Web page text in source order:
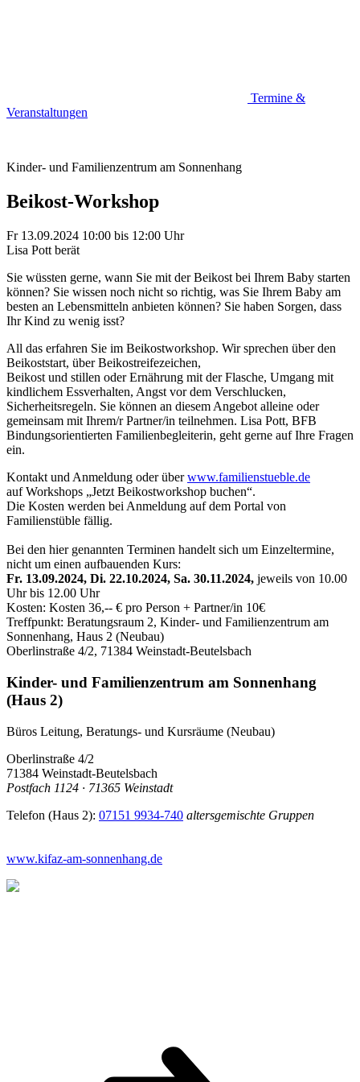
Termine &
Veranstaltungen
Kinder- und Familienzentrum am Sonnenhang
Beikost-Workshop
Fr 13.09.2024 10:00 bis 12:00 Uhr
Lisa Pott berät
Sie wüssten gerne, wann Sie mit der Beikost bei Ihrem Baby starten
können? Sie wissen noch nicht so richtig, was Sie Ihrem Baby am
besten an Lebensmitteln anbieten können? Sie haben Sorgen, dass
Ihr Kind zu wenig isst?
All das erfahren Sie im Beikostworkshop. Wir sprechen über den
Beikoststart, über Beikostreifezeichen,
Beikost und stillen oder Ernährung mit der Flasche, Umgang mit
kindlichem Essverhalten, Angst vor dem Verschlucken,
Sicherheitsregeln. Sie können an diesem Angebot alleine oder
gemeinsam mit Ihrem/r Partner/in teilnehmen. Lisa Pott, BFB
Bindungsorientierten Familienbegleiterin, geht gerne auf Ihre Fragen
ein.
Kontakt und Anmeldung oder überwww.familienstueble.de
auf Workshops „Jetzt Beikostworkshop buchen“.
Die Kosten werden bei Anmeldung auf dem Portal von
Familienstüble fällig.
Bei den hier genannten Terminen handelt sich um Einzeltermine,
nicht um einen aufbauenden Kurs:
Fr. 13.09.2024, Di. 22.10.2024, Sa. 30.11.2024, jeweils von 10.00
Uhr bis 12.00 Uhr
Kosten: Kosten 36,-- € pro Person + Partner/in 10€
Treffpunkt: Beratungsraum 2, Kinder- und Familienzentrum am
Sonnenhang, Haus 2 (Neubau)
Oberlinstraße 4/2, 71384 Weinstadt-Beutelsbach
Kinder- und Familienzentrum am Sonnenhang
(Haus 2)
Büros Leitung, Beratungs- und Kursräume (Neubau)
Oberlinstraße 4/2
71384 Weinstadt-Beutelsbach
Postfach 1124 · 71365 Weinstadt
Telefon (Haus 2): 07151 9934-740 altersgemischte Gruppen
www.kifaz-am-sonnenhang.de